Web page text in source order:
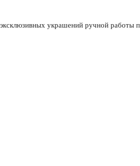
украшений ручной работы